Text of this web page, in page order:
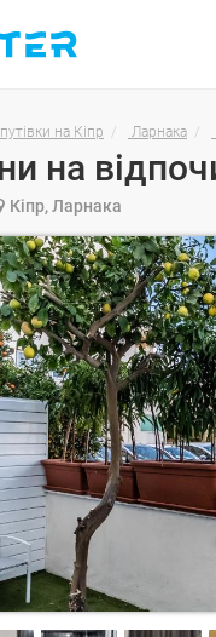
на Кіпр Ларнака
Кіпр, Ларнака